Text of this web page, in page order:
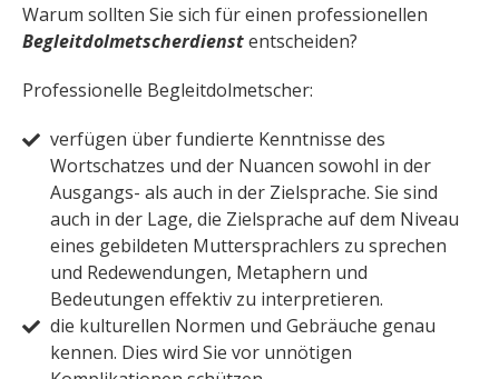
Warum sollten Sie sich für einen professionellen
Begleitdolmetscherdienstentscheiden?
Professionelle Begleitdolmetscher:
verfügen über fundierte Kenntnisse des
Wortschatzes und der Nuancen sowohl in der
Ausgangs- als auch in der Zielsprache. Sie sind
auch in der Lage, die Zielsprache auf dem Niveau
eines gebildeten Muttersprachlers zu sprechen
und Redewendungen, Metaphern und
Bedeutungen effektiv zu interpretieren.
die kulturellen Normen und Gebräuche genau
kennen. Dies wird Sie vor unnötigen